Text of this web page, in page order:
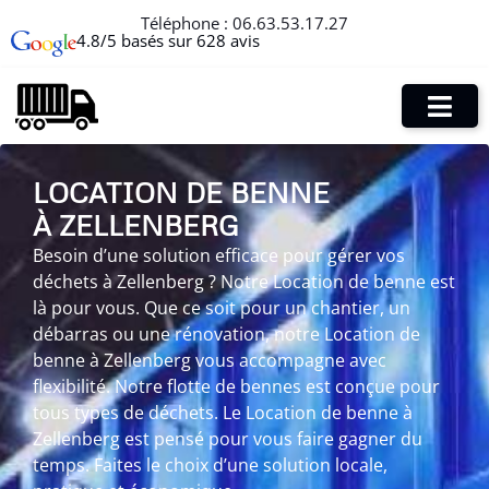
Téléphone : 06.63.53.17.27
4.8/5 basés sur 628 avis
LOCATION DE BENNE
À ZELLENBERG
Besoin d’une solution efficace pour gérer vos
déchets à Zellenberg ? Notre Location de benne est
là pour vous. Que ce soit pour un chantier, un
débarras ou une rénovation, notre Location de
benne à Zellenberg vous accompagne avec
flexibilité. Notre flotte de bennes est conçue pour
tous types de déchets. Le Location de benne à
Zellenberg est pensé pour vous faire gagner du
temps. Faites le choix d’une solution locale,